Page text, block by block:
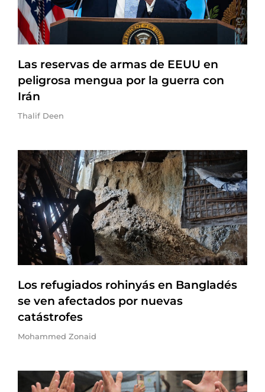
Las reservas de armas de EEUU en
peligrosa mengua por la guerra con
Irán
Thalif Deen
Los refugiados rohinyás en Bangladés
se ven afectados por nuevas
catástrofes
Mohammed Zonaid